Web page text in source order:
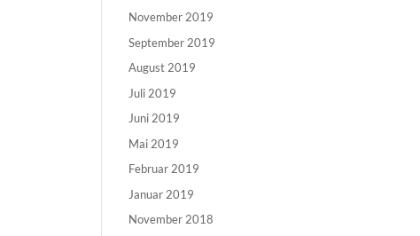
November 2019
September 2019
August 2019
Juli 2019
Juni 2019
Mai 2019
Februar 2019
Januar 2019
November 2018